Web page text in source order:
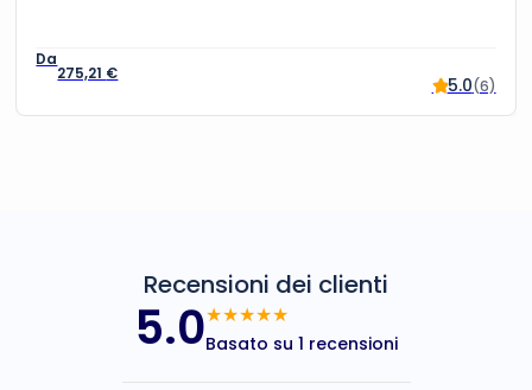
275,21 €
5.0(6)
Recensioni dei clienti
5.0★★★★★
Basato su 1 recensioni